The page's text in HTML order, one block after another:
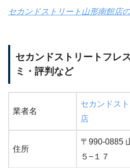
セカンドストリート山形南館店
セカンドストリートフレ
ミ・評判など
業者名
セカンドス
店
住所
〒990-0885
５−１７